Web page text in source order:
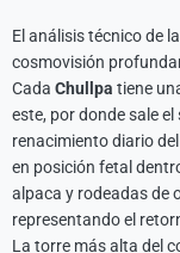
El análisis técnico de
cosmovisión
Cada Chullpa tiene
este, por donde sale
renacimiento diario
en posición fetal
alpaca y rodeadas de
representando el
La torre más alta del